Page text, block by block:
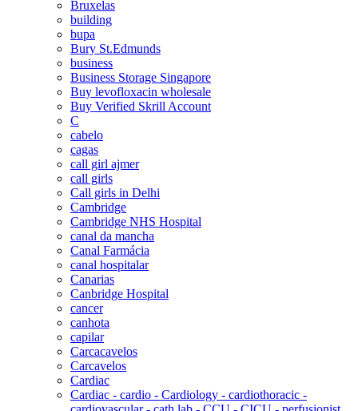
Bruxelas
building
bupa
Bury St.Edmunds
business
Business Storage Singapore
Buy levofloxacin wholesale
Buy Verified Skrill Account
C
cabelo
cagas
call girl ajmer
call girls
Call girls in Delhi
Cambridge
Cambridge NHS Hospital
canal da mancha
Canal Farmácia
canal hospitalar
Canarias
Canbridge Hospital
cancer
canhota
capilar
Carcacavelos
Carcavelos
Cardiac
Cardiac - cardio - Cardiology - cardiothoracic -